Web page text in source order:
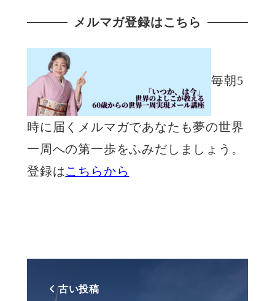
メルマガ登録はこちら
毎朝5
時に届くメルマガであなたも夢の世界
一周への第一歩をふみだしましょう。
登録はこちらから
古い投稿